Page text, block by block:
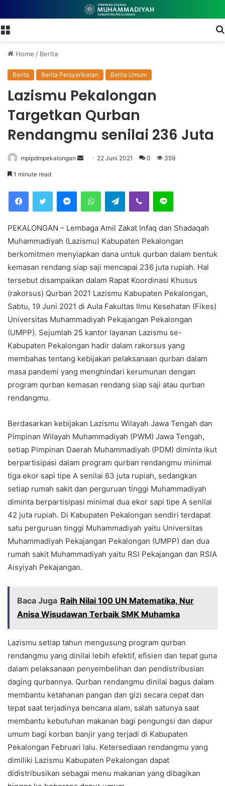
Home / Berita
Berita Berita Persyarikatan Berita Umum
Lazismu Pekalongan
Targetkan Qurban
Rendangmu senilai 236 Juta
mpipdmpekalongan
e
m
a
i
22 Juni 2021 0 359
1 minute read
Telegram
PEKALONGAN – Lembaga Amil Zakat Infaq dan Shadaqah
Muhammadiyah (Lazismu) Kabupaten Pekalongan
berkomitmen menyiapkan dana untuk qurban dalam bentuk
kemasan rendang siap saji mencapai 236 juta rupiah. Hal
tersebut disampaikan dalam Rapat Koordinasi Khusus
(rakorsus) Qurban 2021 Lazismu Kabupaten Pekalongan,
Sabtu, 19 Juni 2021 di Aula Fakultas Ilmu Kesehatan (Fikes)
Universitas Muhammadiyah Pekajangan Pekalongan
(UMPP). Sejumlah 25 kantor layanan Lazismu se-
Kabupaten Pekalongan hadir dalam rakorsus yang
membahas tentang kebijakan pelaksanaan qurban dalam
masa pandemi yang menghindari kerumunan dengan
program qurban kemasan rendang siap saji atau qurban
rendangmu.
Berdasarkan kebijakan Lazismu Wilayah Jawa Tengah dan
Pimpinan Wilayah Muhammadiyah (PWM) Jawa Tengah,
setiap Pimpinan Daerah Muhammadiyah (PDM) diminta ikut
berpartisipasi dalam program qurban rendangmu minimal
tiga ekor sapi tipe A senilai 63 juta rupiah, sedangkan
setiap rumah sakit dan perguruan tinggi Muhammadiyah
diminta berpartisipasi minimal dua ekor sapi tipe A senilai
42 juta rupiah. Di Kabupaten Pekalongan sendiri terdapat
satu perguruan tinggi Muhammadiyah yaitu Universitas
Muhammadiyah Pekajangan Pekalongan (UMPP) dan dua
rumah sakit Muhammadiyah yaitu RSI Pekajangan dan RSIA
Aisyiyah Pekajangan.
Baca Juga Raih Nilai 100 UN Matematika, Nur
Anisa Wisudawan Terbaik SMK Muhamka
Lazismu setiap tahun mengusung program qurban
rendangmu yang dinilai lebih efektif, efisien dan tepat guna
dalam pelaksanaan penyembelihan dan pendistribusian
daging qurbannya. Qurban rendangmu dinilai bagus dalam
membantu ketahanan pangan dan gizi secara cepat dan
tepat saat terjadinya bencana alam, salah satunya saat
membantu kebutuhan makanan bagi pengungsi dan dapur
umum bagi korban banjir yang terjadi di Kabupaten
Pekalongan Februari lalu. Ketersediaan rendangmu yang
dimiliki Lazismu Kabupaten Pekalongan dapat
didistribusikan sebagai menu makanan yang dibagikan